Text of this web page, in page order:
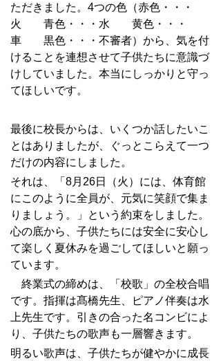
ただきました。4つの色（赤色・・・
火 青色・・・水 黄色・・・
車 黒色・・・不審者）から、気を付
けることを連想させて子供たちに意識づ
けしていました。本当にしっかりと守っ
てほしいです。
最後に校長からは、いくつか話したいこ
とはありましたが、ぐっとこらえて一つ
だけの内容にしました。
それは、「8月26日（火）には、体育館
にこのように全員が、元気に笑顔で集ま
りましょう。」という約束をしました。
心の底から、子供たちには安全に安心し
て楽しく夏休みを過ごしてほしいと願っ
ています。
終業式の締めは、「校歌」の全校合唱
です。指揮は髙橋先生、ピアノ伴奏は水
上先生です。引きの合った名コンビによ
り、子供たちの歌声も一層響きます。
明るい歌声は、子供たちが健やかに成長